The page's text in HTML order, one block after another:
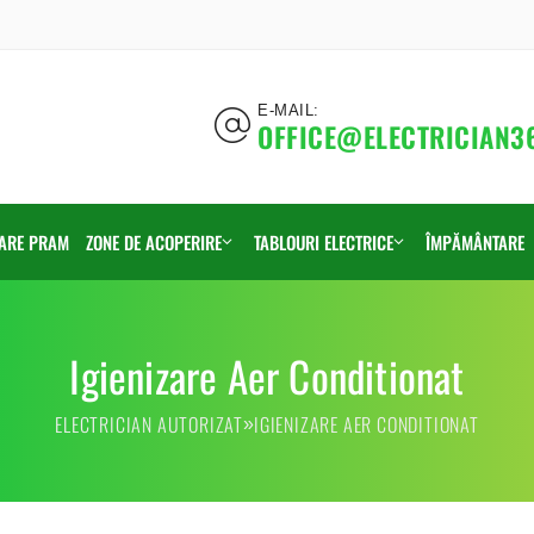
E-MAIL:
PRAM ZONE DE ACOPERIRE
Sector 2
Sector 4
TABLOURI ELECTRICE
Executii
ÎMPĂMÂNTARE
Igienizare Aer Conditionat
ELECTRICIAN AUTORIZAT»IGIENIZARE AER CONDITIONAT